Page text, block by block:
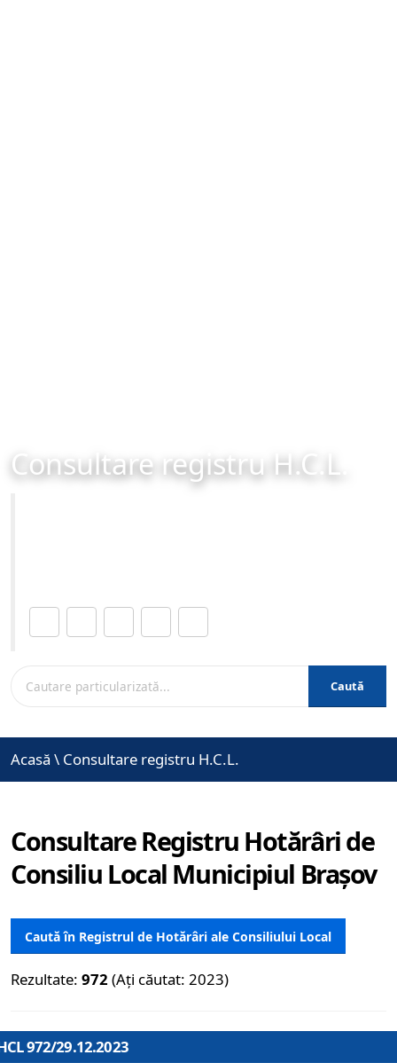
Consultare registru H.C.L.
Caută
Acasă \ Consultare registru H.C.L.
Consultare Registru Hotărâri de
Consiliu Local Municipiul Brașov
Caută în Registrul de Hotărâri ale Consiliului Local
Rezultate: 972 (Ați căutat: 2023)
972/29.12.2023